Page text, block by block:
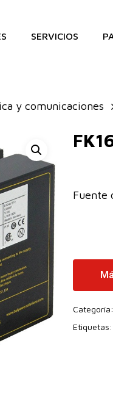
SERVICIOS
y comunicaciones
Fuente
Categoría:
Etiquetas: